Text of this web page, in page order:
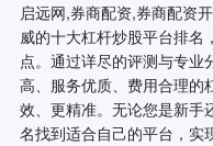
启远网,券商配资,券商配资
威的十大杠杆炒股平台排名
点。通过详尽的评测与专业
高、服务优质、费用合理的
效、更精准。无论您是新手
名找到适合自己的平台，实